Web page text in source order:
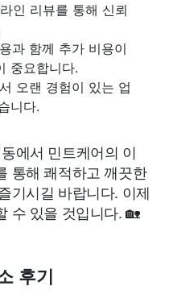
인 리뷰를 통해 신뢰
과 함께 추가 비용이
중요합니다.
오랜 경험이 있는 업
니다.
에서 민트케어의 이
통해 쾌적하고 깨끗한
기시길 바랍니다. 이제
수 있을 것입니다. 🏡
후기